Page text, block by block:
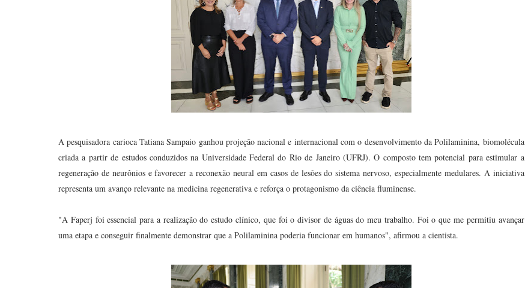
A pesquisadora carioca Tatiana Sampaio ganhou projeção nacional e internacional com o desenvolvimento da Polilaminina, biomolécula
criada a partir de estudos conduzidos na Universidade Federal do Rio de Janeiro (UFRJ). O composto tem potencial para estimular a
regeneração de neurônios e favorecer a reconexão neural em casos de lesões do sistema nervoso, especialmente medulares. A iniciativa
representa um avanço relevante na medicina regenerativa e reforça o protagonismo da ciência fluminense.
"A Faperj foi essencial para a realização do estudo clínico, que foi o divisor de águas do meu trabalho. Foi o que me permitiu avançar
uma etapa e conseguir finalmente demonstrar que a Polilaminina poderia funcionar em humanos", afirmou a cientista.